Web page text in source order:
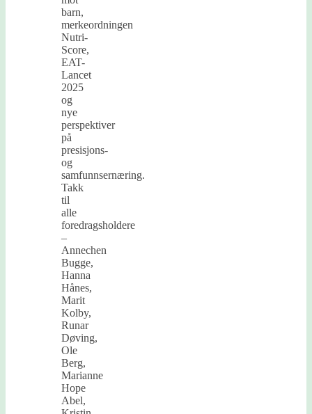
barn,
merkeordningen
Nutri-
Score,
EAT-
Lancet
2025
og
nye
perspektiver
på
presisjons-
og
samfunnsernæring.
Takk
til
alle
foredragsholdere
–
Annechen
Bugge,
Hanna
Hånes,
Marit
Kolby,
Runar
Døving,
Ole
Berg,
Marianne
Hope
Abel,